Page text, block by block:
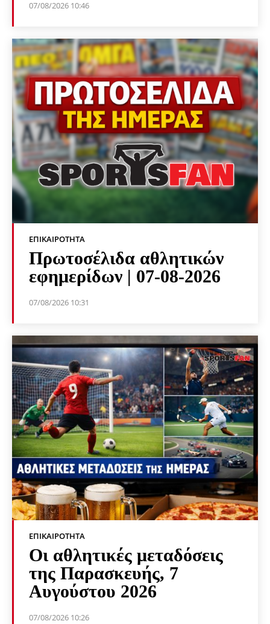
07/08/2026 10:46
ΕΠΙΚΑΙΡΌΤΗΤΑ
Πρωτοσέλιδα αθλητικών
εφημερίδων | 07-08-2026
07/08/2026 10:31
ΕΠΙΚΑΙΡΌΤΗΤΑ
Οι αθλητικές μεταδόσεις
της Παρασκευής, 7
Αυγούστου 2026
07/08/2026 10:26